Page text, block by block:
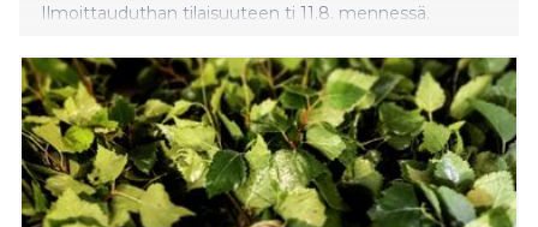
Ilmoittauduthan tilaisuuteen ti 11.8. mennessä.
uuden Modernit klassikot -näyttelysarjan.
Sesemannin koko uraa tarkasteleva näyttely on
ensimmäinen
katselmus taiteilijan tuotantoon. Itsenäinen ja
omaehtoinen Sesemann oli modernin ajan taiteen
uudistaja, joka kiinnitti kriitikoiden ja
taideyleisön huomion jo ensimmäisillä